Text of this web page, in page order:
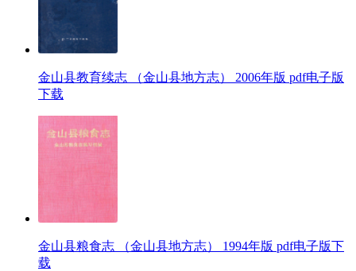
金山县教育续志 （金山县地方志） 2006年版 pdf电子版
下载
金山县粮食志 （金山县地方志） 1994年版 pdf电子版下
载